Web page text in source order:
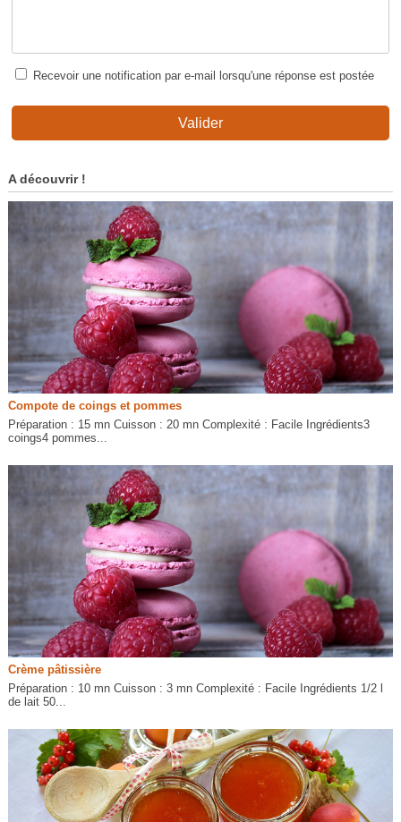
Recevoir une notification par e-mail lorsqu'une réponse est postée
Valider
A découvrir !
Compote de coings et pommes
Préparation : 15 mn Cuisson : 20 mn Complexité : Facile Ingrédients3
coings4 pommes...
Crème pâtissière
Préparation : 10 mn Cuisson : 3 mn Complexité : Facile Ingrédients 1/2 l
de lait 50...